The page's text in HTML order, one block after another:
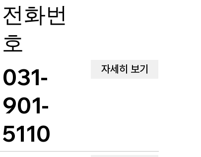
전화번
호
031-
901-
5110
자세히 보기